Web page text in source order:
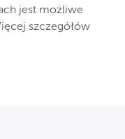
jest możliwe
szczegółów